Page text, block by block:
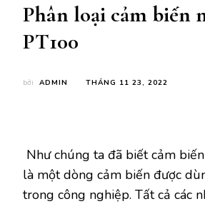
Phân loại cảm biến
PT100
bởi ADMIN THÁNG 11 23, 2022
Như chúng ta đã biết cảm
là một dòng cảm biến được
trong công nghiệp. Tất cả các